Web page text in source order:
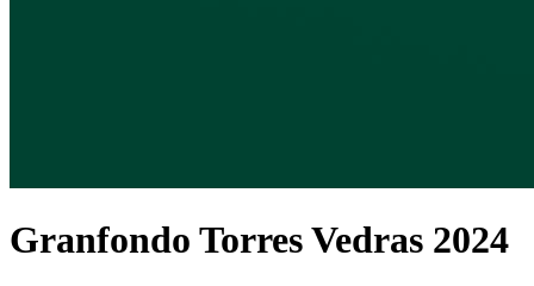
Granfondo Torres Vedras 2024